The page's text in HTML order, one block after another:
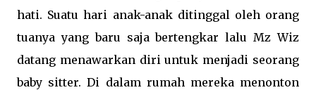
hati. Suatu hari anak-anak ditinggal oleh orang
tuanya yang baru saja bertengkar lalu Mz Wiz
datang menawarkan diri untuk menjadi seorang
baby sitter. Di dalam rumah mereka menonton